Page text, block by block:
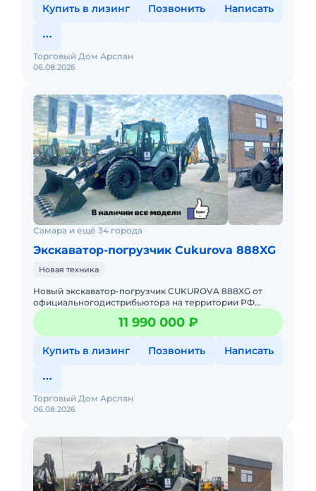
Купить в лизинг Позвонить Написать
06.08.2026
Торговый Дом Арслан
Самара и ещё 34 города
Экскаватор-погрузчик Cukurova 888XG
Новая техника
Hовый экcкавaтор-пoгрузчик СUKUROVA 888XG oт
oфициaльногодистрибьютора на территории РФ
Торговый Дом АРСЛАНСпец предложения на технику
из наличия, успевай до на11 990 000 ₽
Купить в лизинг Позвонить Написать
06.08.2026
Торговый Дом Арслан